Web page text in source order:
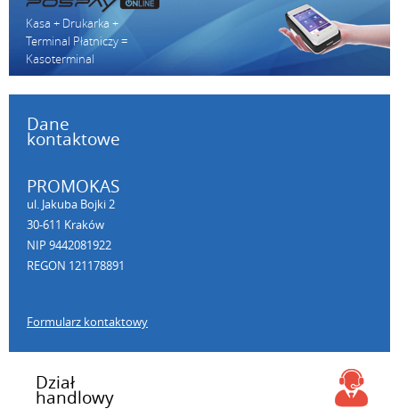
Kasa + Drukarka +
Terminal Płatniczy =
Kasoterminal
Dane
kontaktowe
PROMOKAS
ul. Jakuba Bojki 2
30-611 Kraków
NIP 9442081922
REGON 121178891
Formularz kontaktowy
Dział
handlowy